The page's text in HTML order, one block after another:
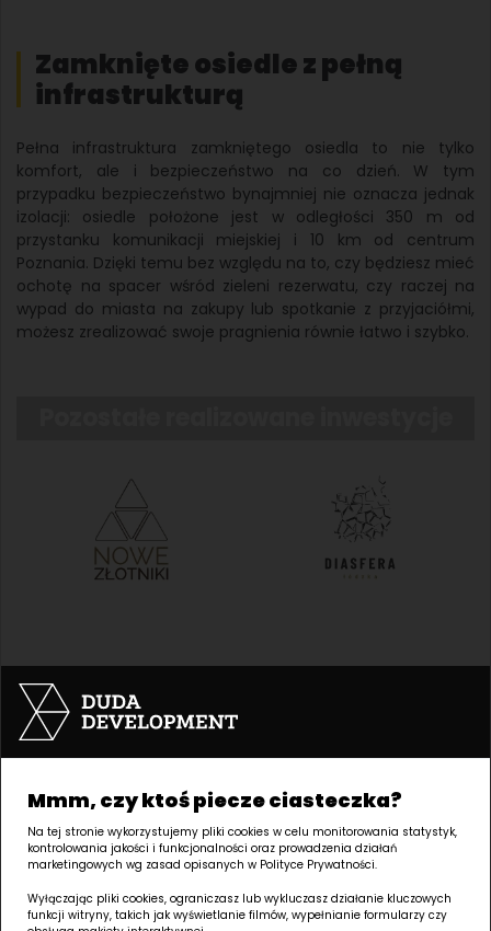
Mmm, czy ktoś piecze ciasteczka?
Na tej stronie wykorzystujemy pliki cookies w celu monitorowania statystyk,
kontrolowania jakości i funkcjonalności oraz prowadzenia działań
marketingowych wg zasad opisanych w Polityce Prywatności.
Wyłączając pliki cookies, ograniczasz lub wykluczasz działanie kluczowych
funkcji witryny, takich jak wyświetlanie filmów, wypełnianie formularzy czy
Zamknięte osiedle z pełną
infrastrukturą
Pełna infrastruktura zamkniętego osiedla to nie tylko
komfort, ale i bezpieczeństwo na co dzień. W tym
przypadku bezpieczeństwo bynajmniej nie oznacza jednak
izolacji: osiedle położone jest w odległości 350 m od
przystanku komunikacji miejskiej i 10 km od centrum
Poznania. Dzięki temu bez względu na to, czy będziesz mieć
ochotę na spacer wśród zieleni rezerwatu, czy raczej na
wypad do miasta na zakupy lub spotkanie z przyjaciółmi,
możesz zrealizować swoje pragnienia równie łatwo i szybko.
Biuro Duda Development |GRUNWALD